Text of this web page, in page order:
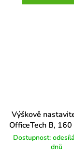
Výškově
OfficeTech B, 160
bílá podnož,
Dostupnost:
dnů